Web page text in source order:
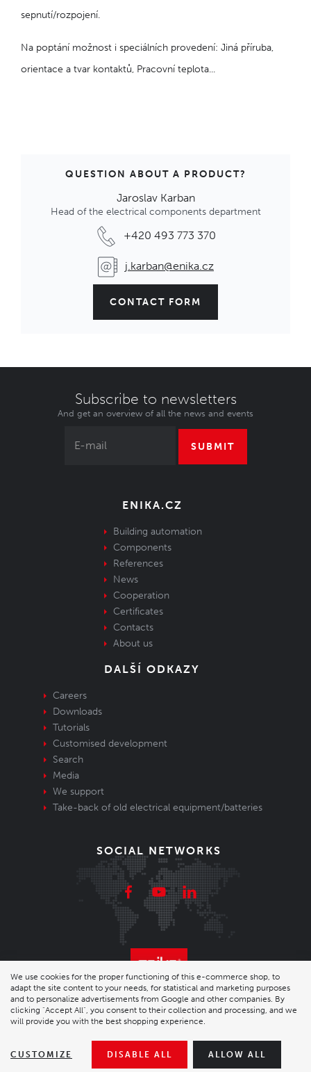
sepnutí/rozpojení.
Na poptání možnost i speciálních provedení: Jiná příruba,
orientace a tvar kontaktů, Pracovní teplota...
QUESTION ABOUT A PRODUCT?
Jaroslav Karban
Head of the electrical components department
+420 493 773 370
j.karban@enika.cz
CONTACT FORM
Subscribe to newsletters
And get an overview of all the news and events
SUBMIT
ENIKA.CZ
Building automation
Components
References
News
Cooperation
Certificates
Contacts
About us
DALŠÍ ODKAZY
Careers
Downloads
Tutorials
Customised development
Search
Media
We support
Take-back of old electrical equipment/batteries
SOCIAL NETWORKS
© 2026 Enika.cz s.r.o. | phone: +420 493 773 331 |
enika@enika.cz
Desktop version |Nastavení cookies | Shop by wpj.cz
We use cookies for the proper functioning of this e-commerce shop, to
adapt the site content to your needs, for statistical and marketing purposes
and to personalize advertisements from Google and other companies. By
clicking "Accept All", you consent to their collection and processing, and we
will provide you with the best shopping experience.
CUSTOMIZE DISABLE ALL ALLOW ALL